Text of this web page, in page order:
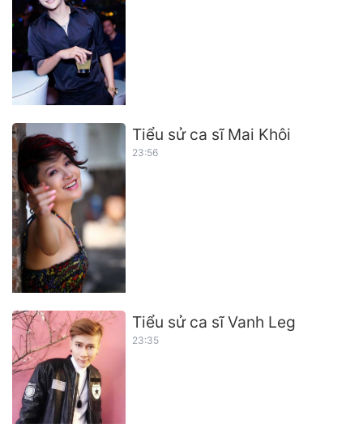
Tiểu sử ca sĩ Mai Khôi
23:56
Tiểu sử ca sĩ Vanh Leg
23:35